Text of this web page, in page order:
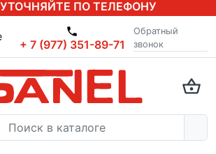
ПО ТЕЛЕФОНУ
+ 7 (977) 351-89-71
Обратный
звонок